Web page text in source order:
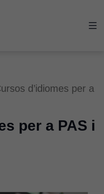
d’idiomes per a
per a PAS i